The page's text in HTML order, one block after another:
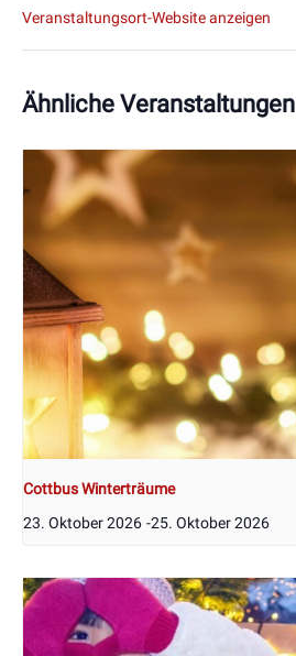
Veranstaltungsort-Website anzeigen
Ähnliche Veranstaltungen
Cottbus Winterträume
23. Oktober 2026 -25. Oktober 2026